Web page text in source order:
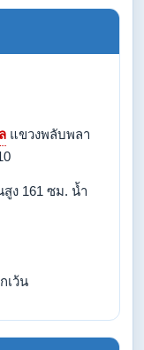
แขวงพลับพลา
ง 161 ซม. น้ำ
เว้น